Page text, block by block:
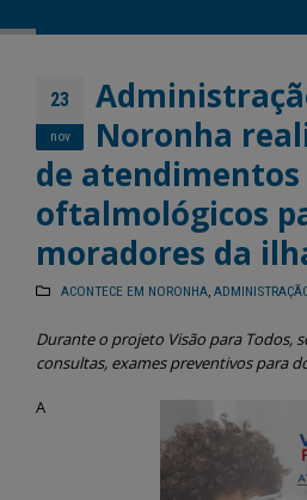
23
nov
Noronha
de atendimentos
oftalmológicos
moradores da
ACONTECE EM NORONHA,
Durante o projeto Visão para Todos,
consultas, exames preventivos para
A